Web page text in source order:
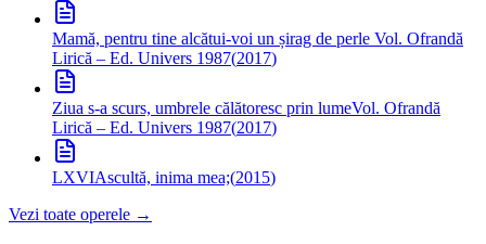
Mamă, pentru tine alcătui-voi un șirag de perle Vol. Ofrandă
Lirică – Ed. Univers 1987(2017)
Ziua s-a scurs, umbrele călătoresc prin lumeVol. Ofrandă
Lirică – Ed. Univers 1987(2017)
LXVIAscultă, inima mea;(2015)
Vezi toate operele →